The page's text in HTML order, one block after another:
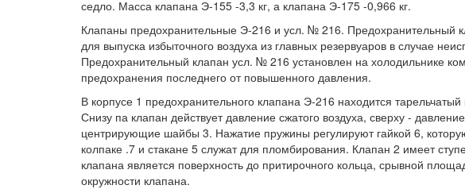
седло. Масса клапана Э-155 -3,3 кг, а клапана Э-175 -0,966 кг.
Клапаны предохранительные Э-216 и усл. № 216. Предохранительный
для выпуска избыточного воздуха из главных резервуаров в случае
Предохранительный клапан усл. № 216 установлен на холодильнике
предохранения последнего от повышенного давления.
В корпусе 1 предохранительного клапана Э-216 находится
Снизу па клапан действует давление сжатого воздуха, сверху -
центрирующие шайбы 3. Нажатие пружины регулируют гайкой 6,
колпаке .7 и стакане 5 служат для пломбирования. Клапан 2 имеет
клапана является поверхность до притирочного кольца, срывной
окружности клапана.